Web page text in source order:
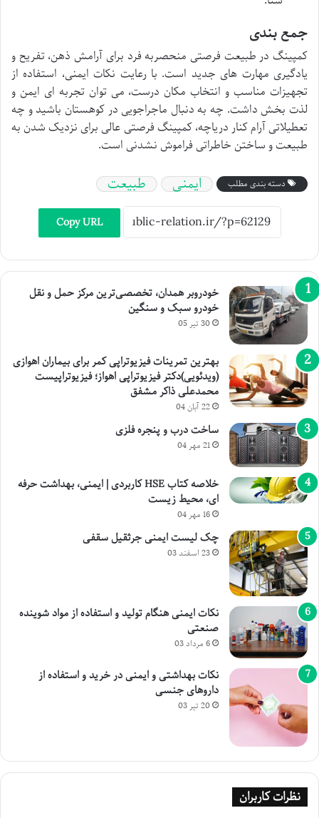
جمع بندی
کمپینگ در طبیعت فرصتی منحصربه فرد برای آرامش ذهن، تفریح و
یادگیری مهارت های جدید است. با رعایت نکات ایمنی، استفاده از
تجهیزات مناسب و انتخاب مکان درست، می توان تجربه ای ایمن و
لذت بخش داشت. چه به دنبال ماجراجویی در کوهستان باشید و چه
تعطیلاتی آرام کنار دریاچه، کمپینگ فرصتی عالی برای نزدیک شدن به
طبیعت و ساختن خاطراتی فراموش نشدنی است.
دسته بندی مطلب ایمنی طبیعت
Copy URL
خودروبر همدان، تخصصی‌ترین مرکز حمل و نقل
خودرو سبک و سنگین
30 تیر 05
بهترین تمرینات فیزیوتراپی کمر برای بیماران اهوازی
(ویدئویی)دکتر فیزیوتراپی اهواز؛ فیزیوتراپیست
محمدعلی ذاکر مشفق
22 آبان 04
ساخت درب و پنجره فلزی
21 مهر 04
خلاصه کتاب HSE کاربردی | ایمنی، بهداشت حرفه
ای، محیط زیست
16 مهر 04
چک لیست ایمنی جرثقیل سقفی
23 اسفند 03
نکات ایمنی هنگام تولید و استفاده از مواد شوینده
صنعتی
6 مرداد 03
نکات بهداشتی و ایمنی در خرید و استفاده از
داروهای جنسی
20 تیر 03
نظرات کاربران